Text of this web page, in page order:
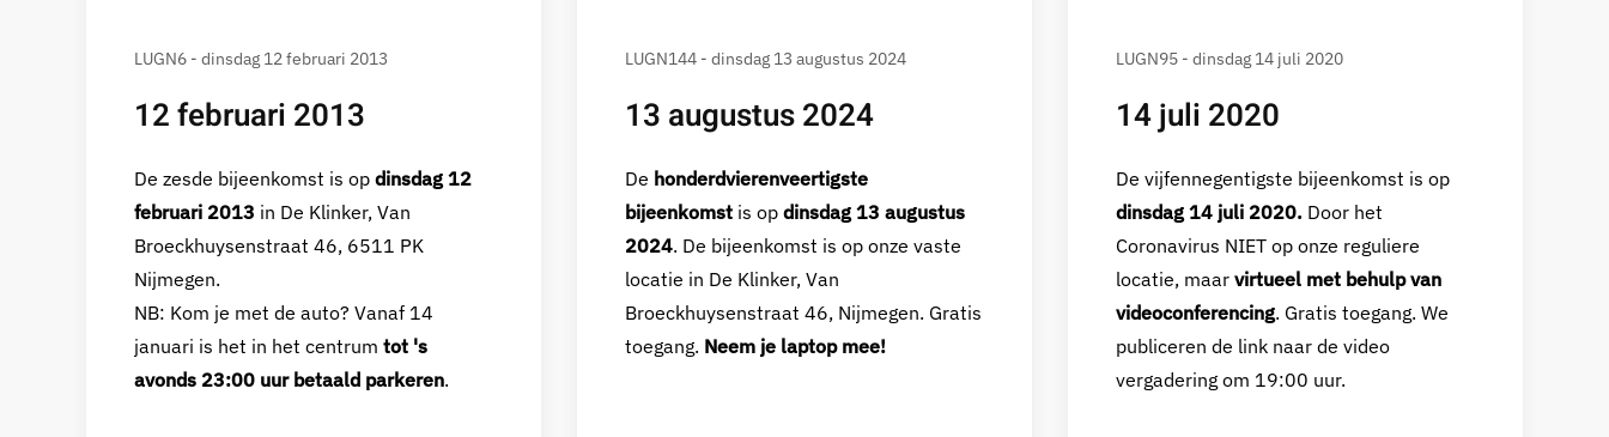
LUGN6 - dinsdag 12 februari 2013
12 februari 2013
De zesde bijeenkomst is op dinsdag 12
februari 2013 in De Klinker, Van
Broeckhuysenstraat 46, 6511 PK
Nijmegen.
NB: Kom je met de auto? Vanaf 14
januari is het in het centrum tot 's
avonds 23:00 uur betaald parkeren.
LUGN144 - dinsdag 13 augustus 2024
13 augustus 2024
De honderdvierenveertigste
bijeenkomst is op dinsdag 13 augustus
2024. De bijeenkomst is op onze vaste
locatie in De Klinker, Van
Broeckhuysenstraat 46, Nijmegen. Gratis
toegang. Neem je laptop mee!
LUGN95 - dinsdag 14 juli 2020
14 juli 2020
De vijfennegentigste bijeenkomst is op
dinsdag 14 juli 2020. Door het
Coronavirus NIET op onze reguliere
locatie, maar virtueel met behulp van
videoconferencing. Gratis toegang. We
publiceren de link naar de video
vergadering om 19:00 uur.